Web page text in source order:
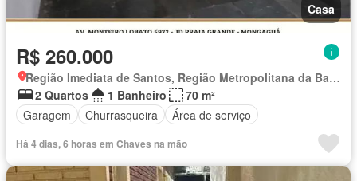
Casa
R$ 260.000
Região Imediata de Santos, Região Metropolitana da Baixada Santista
2 Quartos
1 Banheiro
70 m²
Garagem
Churrasqueira Área de serviço
Há 4 dias, 6 horas em Chaves na mão